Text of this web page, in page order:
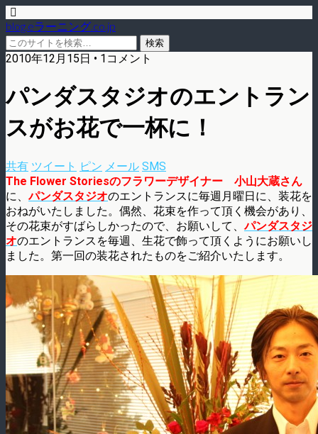
blog.eラーニング.co.jp
2010年12月15日 • 1コメント
パンダスタジオのエントラン
スがお花で一杯に！
共有 ツイート ピン メール SMS
The Flower Storiesのフラワーデザイナー 小山大蔵さん
に、パンダスタジオのエントランスに毎週月曜日に、装花を
おねがいたしました。偶然、花束を作って頂く機会があり、
その花束がすばらしかったので、お願いして、パンダスタジ
オのエントランスを毎週、生花で飾って頂くようにお願いし
ました。第一回の装花されたものをご紹介いたします。